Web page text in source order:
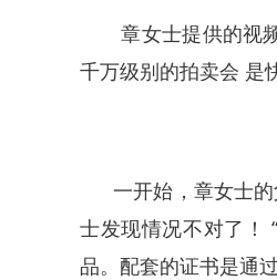
章女士提供的视频
千万级别的拍卖会 是
一开始，章女士的
士发现情况不对了！
品。配套的证书是通